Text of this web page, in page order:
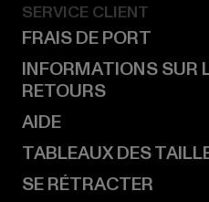
SERVICE CLIENT
FRAIS DE PORT
INFORMATIONS SUR
RETOURS
AIDE
TABLEAUX DES
SE RÉTRACTER